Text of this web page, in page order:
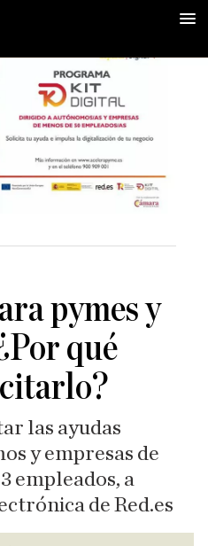
pymes y
qué
las ayudas
y empresas de
empleados, a
de Red.es